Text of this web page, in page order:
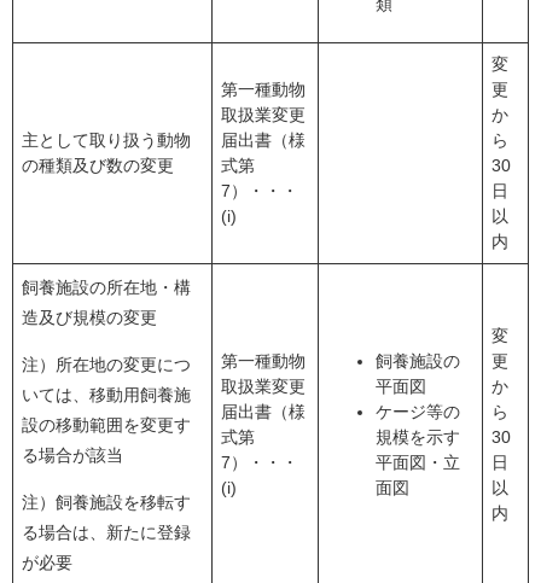
主として取り扱う動物
の種類及び数の変更
第一種動物
取扱業変更
届出書（様
式第
7）・・・
(i)
変
更
か
ら
30
日
以
内
飼養施設の所在地・構
造及び規模の変更
注）所在地の変更につ
いては、移動用飼養施
設の移動範囲を変更す
る場合が該当
注）飼養施設を移転す
る場合は、新たに登録
が必要
第一種動物
取扱業変更
届出書（様
式第
7）・・・
(i)
飼養施設の
平面図
ケージ等の
規模を示す
平面図・立
面図
変
更
か
ら
30
日
以
内